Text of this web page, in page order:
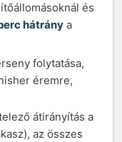
és
hátrány a
folytatása,
éremre,
átirányítás a
az összes